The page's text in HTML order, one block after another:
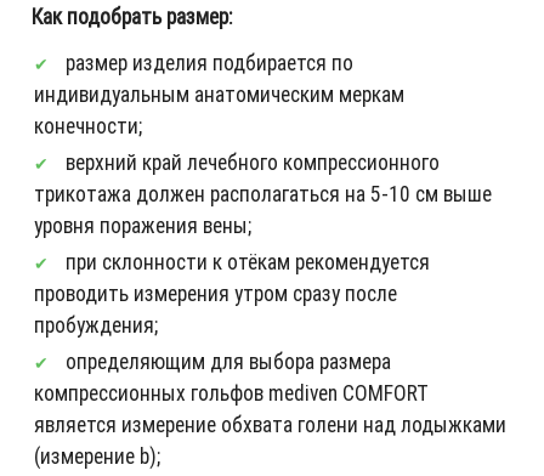
Как подобрать размер:
размер изделия подбирается по
индивидуальным анатомическим меркам
конечности;
верхний край лечебного компрессионного
трикотажа должен располагаться на 5-10 см выше
уровня поражения вены;
при склонности к отёкам рекомендуется
проводить измерения утром сразу после
пробуждения;
определяющим для выбора размера
компрессионных гольфов mediven COMFORT
является измерение обхвата голени над лодыжками
(измерение b);